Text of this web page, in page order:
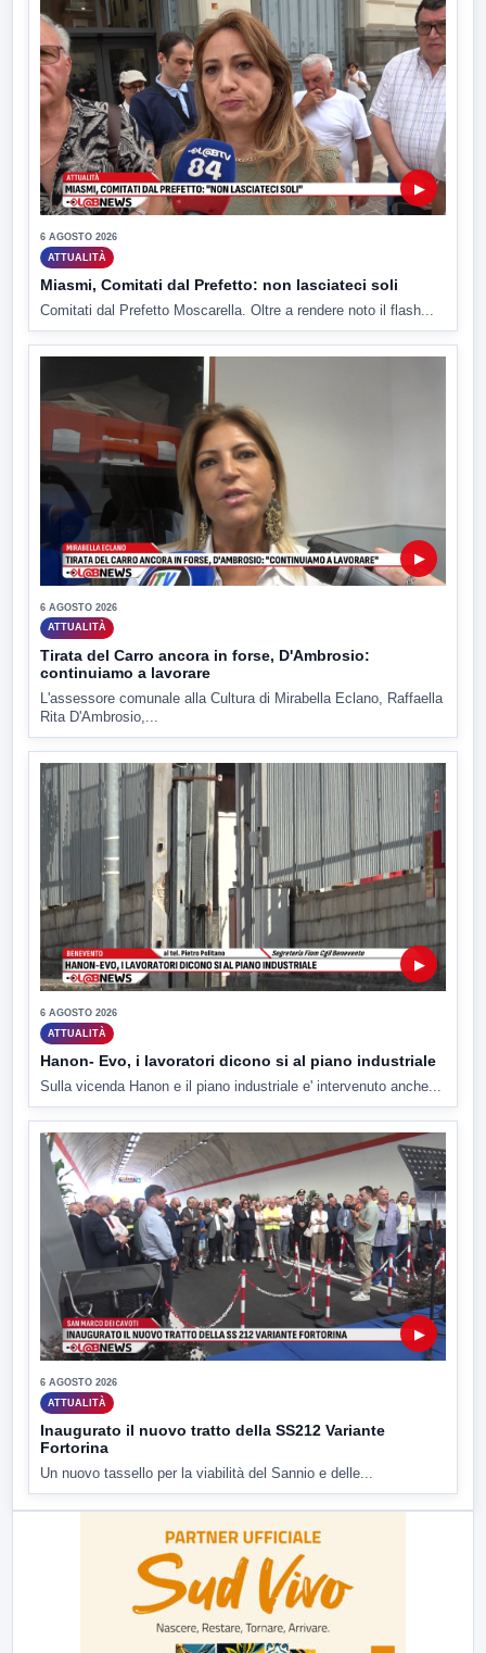
▶
6 AGOSTO 2026
ATTUALITÀ
Miasmi, Comitati dal Prefetto: non lasciateci soli
Comitati dal Prefetto Moscarella. Oltre a rendere noto il flash...
▶
6 AGOSTO 2026
ATTUALITÀ
Tirata del Carro ancora in forse, D'Ambrosio:
continuiamo a lavorare
L'assessore comunale alla Cultura di Mirabella Eclano, Raffaella
Rita D'Ambrosio,...
▶
6 AGOSTO 2026
ATTUALITÀ
Hanon- Evo, i lavoratori dicono si al piano industriale
Sulla vicenda Hanon e il piano industriale e' intervenuto anche...
▶
6 AGOSTO 2026
ATTUALITÀ
Inaugurato il nuovo tratto della SS212 Variante
Fortorina
Un nuovo tassello per la viabilità del Sannio e delle...